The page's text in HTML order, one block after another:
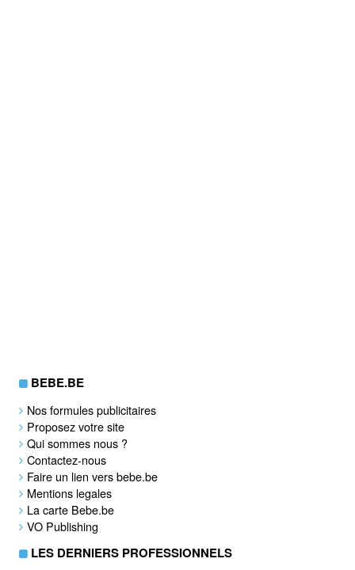
BEBE.BE
Nos formules publicitaires
Proposez votre site
Qui sommes nous ?
Contactez-nous
Faire un lien vers bebe.be
Mentions legales
La carte Bebe.be
VO Publishing
LES DERNIERS PROFESSIONNELS